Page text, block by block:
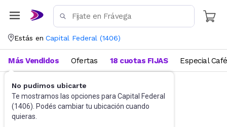
Estás en Capital Federal (1406)
No pudimos ubicarte
Te mostramos las opciones para Capital Federal
(1406). Podés cambiar tu ubicación cuando
quieras.
Más Vendidos Ofertas 18 cuotas FIJAS Especial Café
Salud y Bienestar